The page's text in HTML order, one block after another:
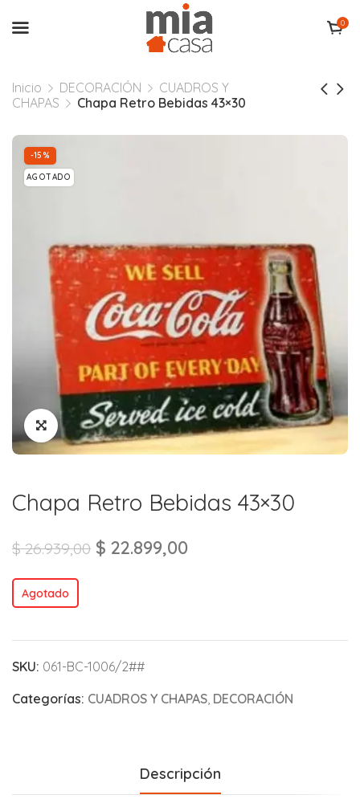
0
Inicio DECORACIÓN
CUADROS Y
CHAPAS
Chapa Retro Bebidas 43×30
-15%
AGOTADO
Chapa Retro Bebidas 43×30
$26.939,00 $ 22.899,00
Agotado
SKU: 061-BC-1006/2##
Categorías: CUADROS Y CHAPAS, DECORACIÓN
Descripción